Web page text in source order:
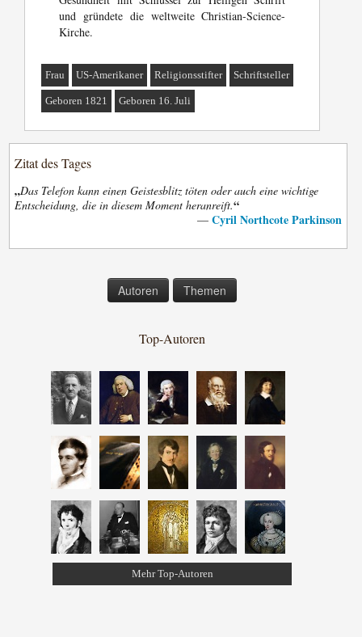
und gründete die weltweite Christian-Science-
Kirche.
Frau US-Amerikaner Religionsstifter Schriftsteller
Geboren 1821 Geboren 16. Juli
Zitat des Tages
„Das Telefon kann einen Geistesblitz töten oder auch eine wichtige
Entscheidung, die in diesem Moment heranreift.“
— Cyril Northcote Parkinson
Autoren Themen
Top-Autoren
Mehr Top-Autoren